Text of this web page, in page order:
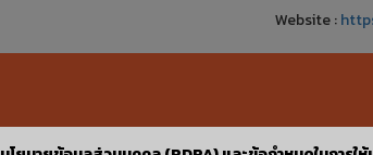
Website :